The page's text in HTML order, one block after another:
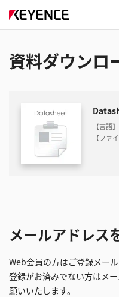
資料ダウンロ
【言語
【ファ
メールアドレス
Web会員の方はご登録メー
登録がお済みでない方はメ
願いいたします。